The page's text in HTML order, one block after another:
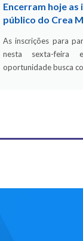
Encerram hoje
público do Crea
As inscrições para
nesta sexta-feira
oportunidade busca